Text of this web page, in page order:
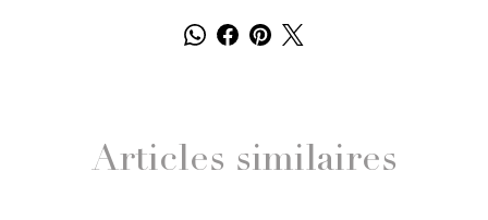
Articles similaires